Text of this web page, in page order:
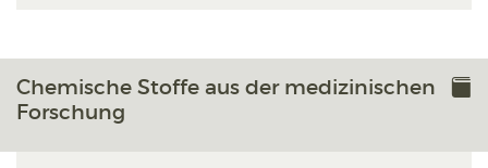
Chemische Stoffe aus der medizinischen
Forschung